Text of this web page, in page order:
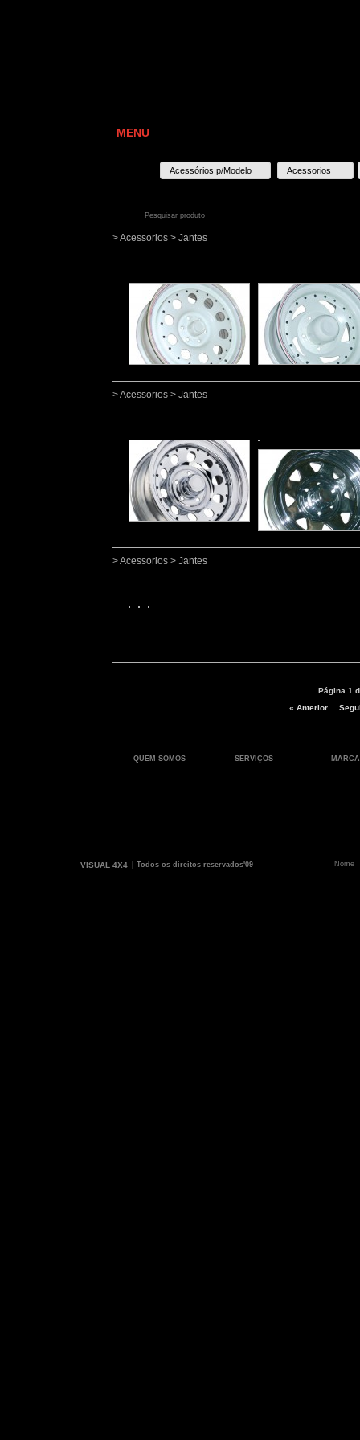
MENU
Acessórios p/Modelo Acessorios
> Acessorios > Jantes
> Acessorios > Jantes
> Acessorios > Jantes
Página 1
« Anterior
QUEM SOMOS SERVIÇOS
VISUAL 4X4 | Todos os direitos reservados'09